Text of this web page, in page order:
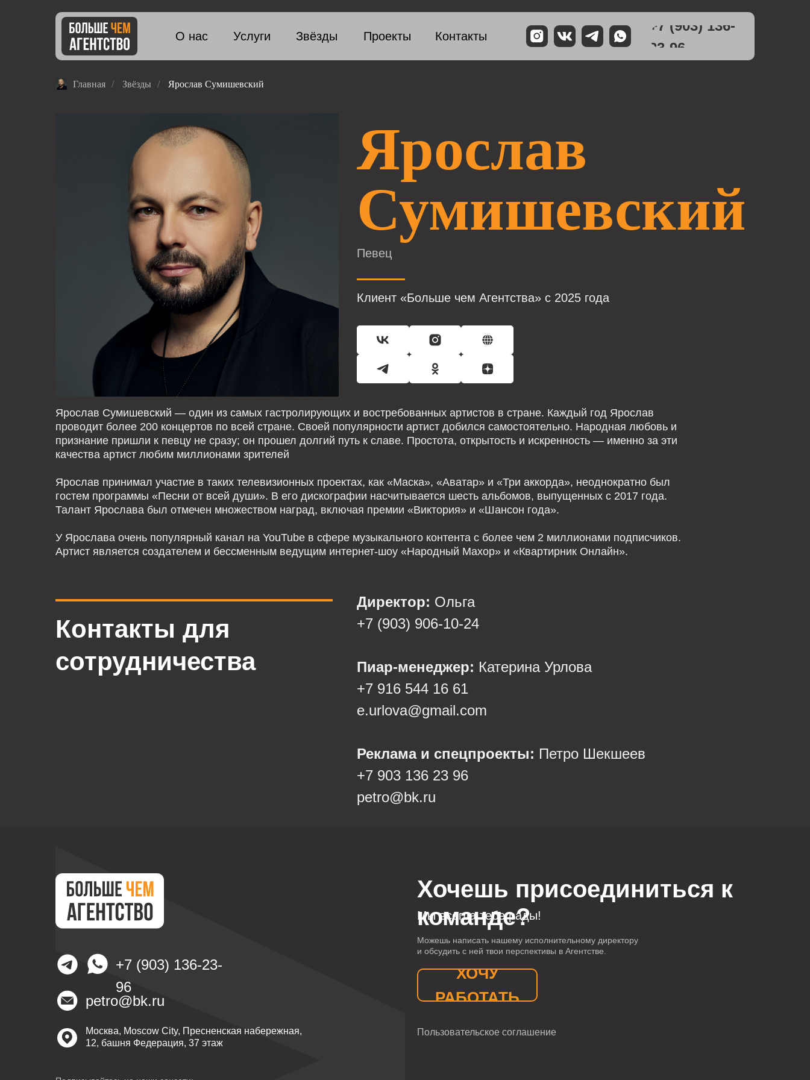
+7 (903) 136-
23-96
О нас Услуги Звёзды Проекты Контакты
Главная / Звёзды / Ярослав Сумишевский
Ярослав
Сумишевский
Певец
Клиент «Больше чем Агентства» с 2025 года
Ярослав Сумишевский — один из самых гастролирующих и востребованных артистов в стране. Каждый год Ярослав
проводит более 200 концертов по всей стране. Своей популярности артист добился самостоятельно. Народная любовь и
признание пришли к певцу не сразу; он прошел долгий путь к славе. Простота, открытость и искренность — именно за эти
качества артист любим миллионами зрителей
Ярослав принимал участие в таких телевизионных проектах, как «Маска», «Аватар» и «Три аккорда», неоднократно был
гостем программы «Песни от всей души». В его дискографии насчитывается шесть альбомов, выпущенных с 2017 года.
Талант Ярослава был отмечен множеством наград, включая премии «Виктория» и «Шансон года».
У Ярослава очень популярный канал на YouTube в сфере музыкального контента с более чем 2 миллионами подписчиков.
Артист является создателем и бессменным ведущим интернет-шоу «Народный Махор» и «Квартирник Онлайн».
Контакты для
сотрудничества
Директор: Ольга
+7 (903) 906-10-24
Пиар-менеджер: Катерина Урлова
+7 916 544 16 61
e.urlova@gmail.com
Реклама и спецпроекты: Петро Шекшеев
+7 903 136 23 96
petro@bk.ru
petro@bk.ru
+7 (903) 136-23-
96
Можешь написать нашему исполнительному директору
и обсудить с ней твои перспективы в Агентстве.
Пользовательское соглашение
Хочешь присоединиться к
команде?
Мы всегда тебе рады!
ХОЧУ
РАБОТАТЬ
Москва, Moscow City, Пресненская набережная,
12, башня Федерация, 37 этаж